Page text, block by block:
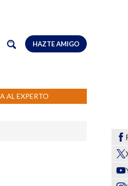
HAZTE AMIGO
AL EXPERTO